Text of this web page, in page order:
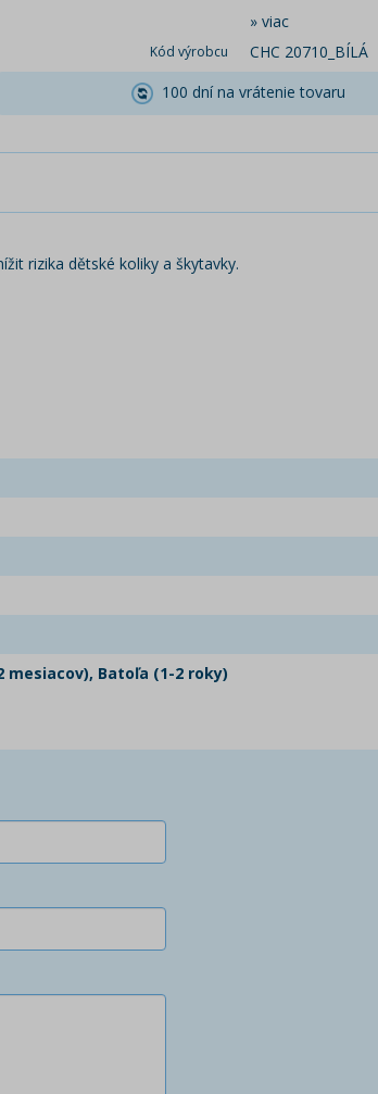
» viac
Kód výrobcu
CHC 20710_BÍLÁ
100 dní na vrátenie tovaru
rizika dětské koliky a škytavky.
mesiacov), Batoľa (1-2 roky)